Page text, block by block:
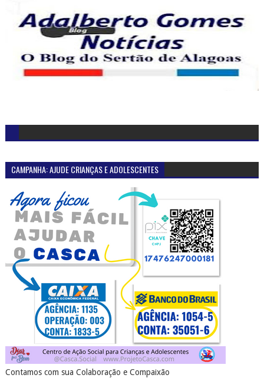
CAMPANHA: AJUDE CRIANÇAS E ADOLESCENTES
Contamos com sua Colaboração e Compaixão